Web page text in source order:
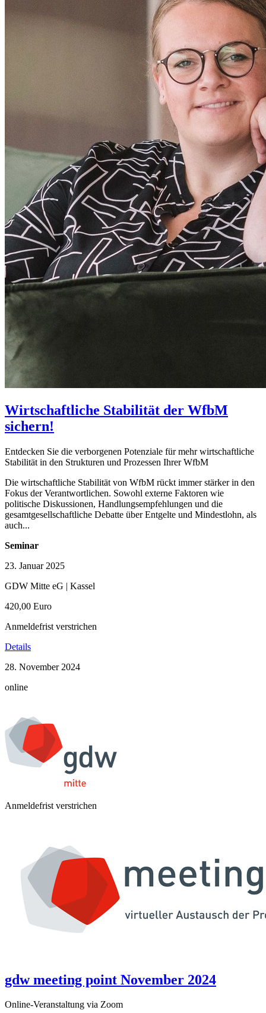
Wirtschaftliche Stabilität der WfbM
sichern!
Entdecken Sie die verborgenen Potenziale für mehr wirtschaftliche
Stabilität in den Strukturen und Prozessen Ihrer WfbM
Die wirtschaftliche Stabilität von WfbM rückt immer stärker in den
Fokus der Verantwortlichen. Sowohl externe Faktoren wie
politische Diskussionen, Handlungsempfehlungen und die
gesamtgesellschaftliche Debatte über Entgelte und Mindestlohn, als
auch...
Seminar
23. Januar 2025
GDW Mitte eG | Kassel
420,00 Euro
Anmeldefrist verstrichen
Details
28. November 2024
online
Anmeldefrist verstrichen
gdw meeting point November 2024
Online-Veranstaltung via Zoom